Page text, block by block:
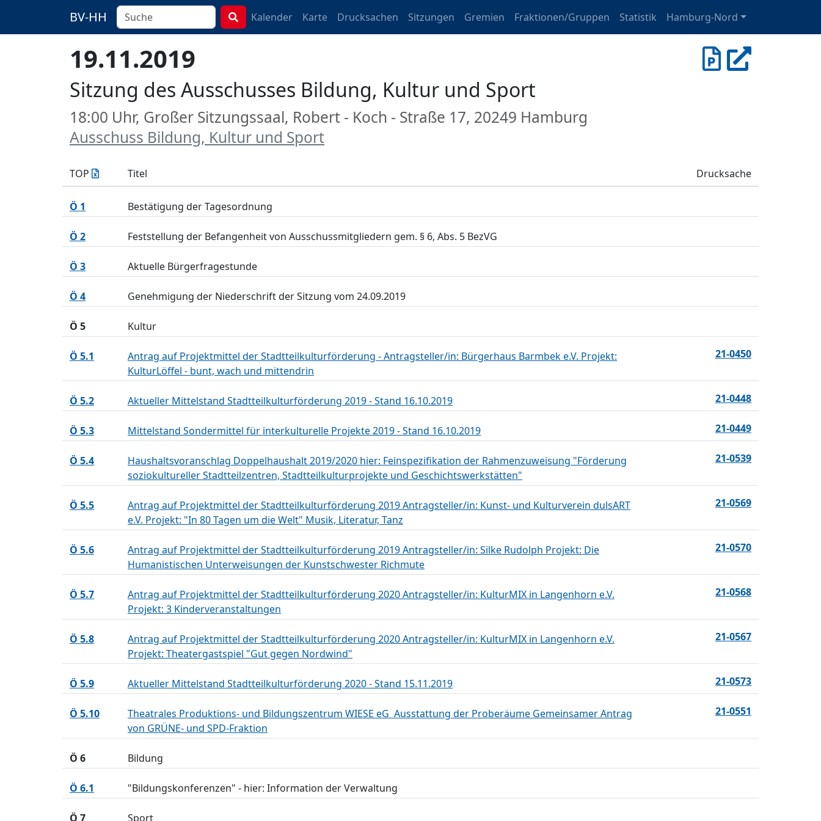
BV-HH Kalender Karte Drucksachen Sitzungen Gremien Fraktionen/Gruppen Statistik Hamburg-Nord
19.11.2019
Sitzung des Ausschusses Bildung, Kultur und Sport
18:00 Uhr, Großer Sitzungssaal, Robert - Koch - Straße 17, 20249 Hamburg
Ausschuss Bildung, Kultur und Sport
TOP Titel Drucksache
Ö 1 Bestätigung der Tagesordnung
Ö 2 Feststellung der Befangenheit von Ausschussmitgliedern gem. § 6, Abs. 5 BezVG
Ö 3 Aktuelle Bürgerfragestunde
Ö 4 Genehmigung der Niederschrift der Sitzung vom 24.09.2019
Ö 5 Kultur
Ö 5.1
Antrag auf Projektmittel der Stadtteilkulturförderung - Antragsteller/in: Bürgerhaus Barmbek e.V. Projekt:
KulturLöffel - bunt, wach und mittendrin
21-0450
Ö 5.2 Aktueller Mittelstand Stadtteilkulturförderung 2019 - Stand 16.10.2019 21-0448
Ö 5.3 Mittelstand Sondermittel für interkulturelle Projekte 2019 - Stand 16.10.2019 21-0449
Ö 5.4
Haushaltsvoranschlag Doppelhaushalt 2019/2020 hier: Feinspezifikation der Rahmenzuweisung "Förderung
soziokultureller Stadtteilzentren, Stadtteilkulturprojekte und Geschichtswerkstätten"
21-0539
Ö 5.5
Antrag auf Projektmittel der Stadtteilkulturförderung 2019 Antragsteller/in: Kunst- und Kulturverein dulsART
e.V. Projekt: "In 80 Tagen um die Welt" Musik, Literatur, Tanz
21-0569
Ö 5.6
Antrag auf Projektmittel der Stadtteilkulturförderung 2019 Antragsteller/in: Silke Rudolph Projekt: Die
Humanistischen Unterweisungen der Kunstschwester Richmute
21-0570
Ö 5.7
Antrag auf Projektmittel der Stadtteilkulturförderung 2020 Antragsteller/in: KulturMIX in Langenhorn e.V.
Projekt: 3 Kinderveranstaltungen
21-0568
Ö 5.8
Antrag auf Projektmittel der Stadtteilkulturförderung 2020 Antragsteller/in: KulturMIX in Langenhorn e.V.
Projekt: Theatergastspiel "Gut gegen Nordwind"
21-0567
Ö 5.9 Aktueller Mittelstand Stadtteilkulturförderung 2020 - Stand 15.11.2019 21-0573
Ö 5.10
Theatrales Produktions- und Bildungszentrum WIESE eG  Ausstattung der Proberäume Gemeinsamer Antrag
von GRÜNE- und SPD-Fraktion
21-0551
Ö 6 Bildung
Ö 6.1 "Bildungskonferenzen" - hier: Information der Verwaltung
Ö 7 Sport